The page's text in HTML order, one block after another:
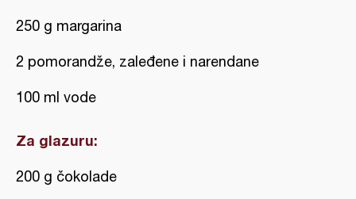
250 g margarina
2 pomorandže, zaleđene i narendane
100 ml vode
Za glazuru:
200 g čokolade